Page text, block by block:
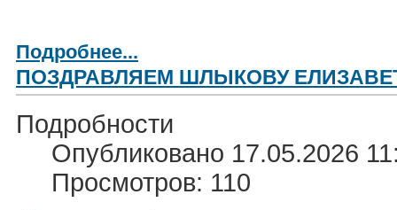
Подробнее...
ПОЗДРАВЛЯЕМ ШЛЫКОВУ
Подробности
Опубликовано 17.05.2026
Просмотров: 110